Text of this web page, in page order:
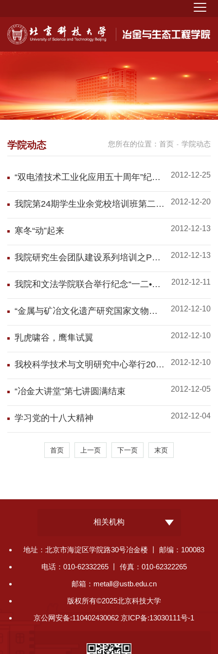
您所在的位置： 首页 - 学院动态
学院动态
“双电渣技术工业化应用五十周年”纪念
大会胜利召开，吉泰安与北京科技大学
联合共建电渣实验基地正式建立
2012-12-25
我院第24期学生业余党校培训班第二讲
暨结业典礼举行
2012-12-20
寒冬“动”起来 2012-12-13
我院研究生会团队建设系列培训之PPT
篇圆满完成
2012-12-13
我院和文法学院联合举行纪念“一二•
九”运动长跑比赛
2012-12-11
“金属与矿冶文化遗产研究国家文物局
重点科研基地”举行2012年度学术报告
会
2012-12-10
乳虎啸谷，鹰隼试翼 2012-12-10
我校科学技术与文明研究中心举行2012
年度工作会议
2012-12-10
“冶金大讲堂”第七讲圆满结束 2012-12-05
学习党的十八大精神 2012-12-04
首页 上一页 下一页 末页
相关机构
地址：北京市海淀区学院路30号冶金楼 丨 邮编：100083
电话：010-62332265 丨 传真：010-62322265
邮箱：metall@ustb.edu.cn
版权所有©2025北京科技大学
京公网安备:110402430062 京ICP备:13030111号-1